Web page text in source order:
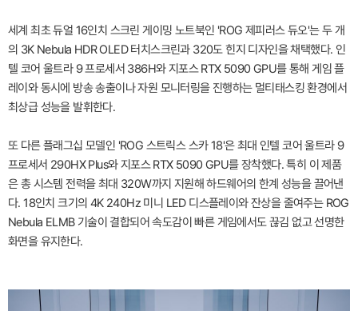
세계 최초 듀얼 16인치 스크린 게이밍 노트북인 'ROG 제피러스 듀오'는 두 개
의 3K Nebula HDR OLED 터치스크린과 320도 힌지 디자인을 채택했다. 인
텔 코어 울트라 9 프로세서 386H와 지포스 RTX 5090 GPU를 통해 게임 플
레이와 동시에 방송 송출이나 자원 모니터링을 진행하는 멀티태스킹 환경에서
최상급 성능을 발휘한다.
또 다른 플래그십 모델인 'ROG 스트릭스 스카 18'은 최대 인텔 코어 울트라 9
프로세서 290HX Plus와 지포스 RTX 5090 GPU를 장착했다. 특히 이 제품
은 총 시스템 전력을 최대 320W까지 지원해 하드웨어의 한계 성능을 끌어낸
다. 18인치 크기의 4K 240Hz 미니 LED 디스플레이와 잔상을 줄여주는 ROG
Nebula ELMB 기술이 결합되어 속도감이 빠른 게임에서도 끊김 없고 선명한
화면을 유지한다.